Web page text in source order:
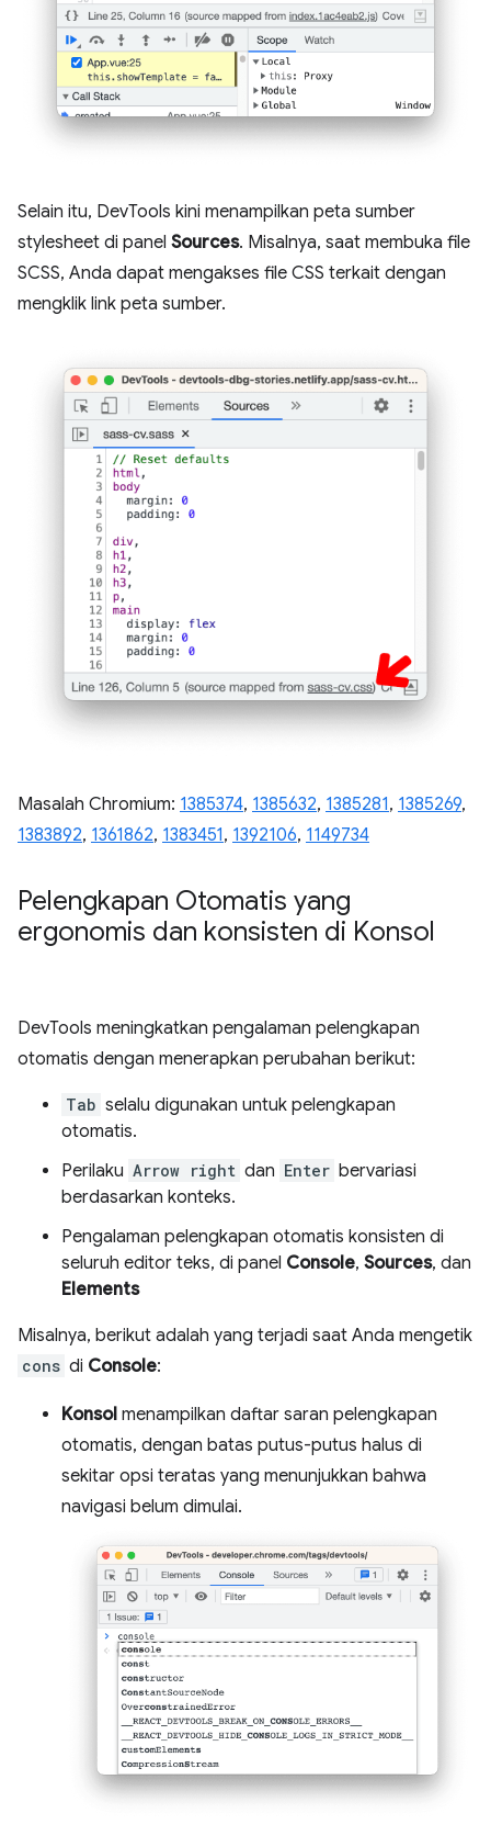
Selain itu, DevTools kini menampilkan peta sumber
stylesheet di panel Sources. Misalnya, saat membuka file
SCSS, Anda dapat mengakses file CSS terkait dengan
mengklik link peta sumber.
Masalah Chromium: 1385374, 1385632, 1385281, 1385269,
1383892, 1361862, 1383451, 1392106, 1149734
Pelengkapan Otomatis yang
ergonomis dan konsisten di Konsol
DevTools meningkatkan pengalaman pelengkapan
otomatis dengan menerapkan perubahan berikut:
Tab selalu digunakan untuk pelengkapan
otomatis.
Perilaku Arrow right dan Enter bervariasi
berdasarkan konteks.
Pengalaman pelengkapan otomatis konsisten di
seluruh editor teks, di panel Console, Sources, dan
Elements
Misalnya, berikut adalah yang terjadi saat Anda mengetik
cons di Console:
Konsol menampilkan daftar saran pelengkapan
otomatis, dengan batas putus-putus halus di
sekitar opsi teratas yang menunjukkan bahwa
navigasi belum dimulai.